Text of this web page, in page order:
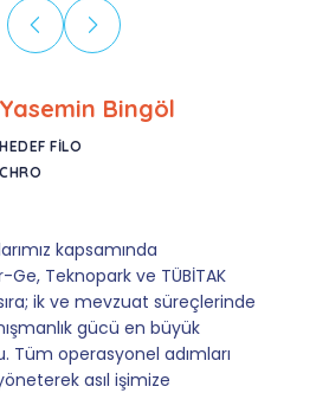
Ebru Kural
CORESYS
SATIŞ YÖNETICISI
ve izleme adımlarında
yönlendirme sayesinde artık
sıfır kaygı ve tam güvenle
bizim için asıl değerli
her an ulaşılabilir
aldığımız hızlı geri